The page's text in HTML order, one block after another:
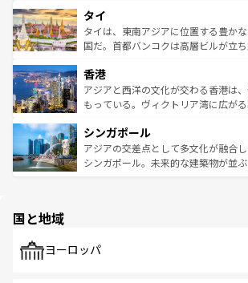
リティに包まれながら、韓国の多彩な
わってみてほしい。 なお、新
覧を参照してほしい。
急速な発展と共に伝統が息づく。ハノ
ーチミン市のフランス統治時代の建
醸し出している。また、バラエティ
とつ。フォーやバインミー、ベトナム
ひ現地で味わいたい。どの地域を訪
が旅行者を迎えてくれるので、きっ
参照してほしい。
タイ
タイは、東南アジアに位置する豊か
国だ。首都バンコクは高層ビルが立
の活気が交差している。北部ではチェ
帯で自然と触れ合い、南部ではプー
いビーチでリゾート気分を楽しむこ
激する。気候は一年中温暖で、どの季
が待っている。親しみやすいタイの
た文化、そして多様な観光資源が、
香港
アジアと西洋の文化が交わる香港は
もっている。ヴィクトリア湾に広が
み、どこを訪れても感動するはず。観
ており、効率よく見どころを回れる
うな絶景から文化的な体験まで、香
シンガポール
アジアの交差点として多文化が融合
シンガポール。未来的な建築物が並
で、ホーカーズは地元の風情を楽しめ
国と地域
ヨーロッパ